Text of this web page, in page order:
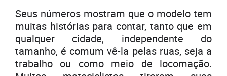
Seus números mostram que o modelo tem
muitas histórias para contar, tanto que em
qualquer cidade, independente do
tamanho, é comum vê-la pelas ruas, seja a
trabalho ou como meio de locomação.